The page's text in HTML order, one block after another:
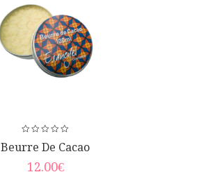
Beurre De Cacao
12.00€